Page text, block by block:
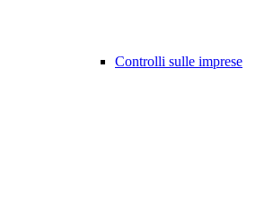
Controlli sulle imprese